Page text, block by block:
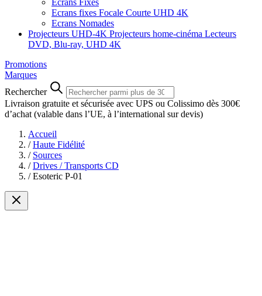
Ecrans Fixes
Ecrans fixes Focale Courte UHD 4K
Ecrans Nomades
Projecteurs UHD-4K Projecteurs home-cinéma Lecteurs
DVD, Blu-ray, UHD 4K
Promotions
Marques
Rechercher
Livraison gratuite et sécurisée avec UPS ou Colissimo dès 300€
d’achat (valable dans l’UE, à l’international sur devis)
Accueil
/ Haute Fidélité
/ Sources
/ Drives / Transports CD
/ Esoteric P-01